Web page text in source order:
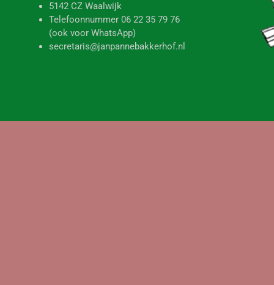
5142 CZ Waalwijk
Telefoonnummer 06 22 35 79 76
(ook voor WhatsApp)
secretaris@janpannebakkerhof.nl